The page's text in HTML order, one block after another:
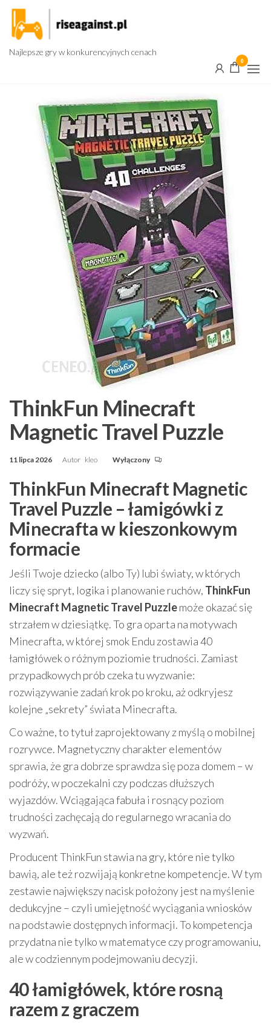
Przejdź
treści
Najlepsze gry w konkurencyjnych cenach
0
ThinkFun Minecraft
Magnetic Travel Puzzle
11 lipca 2026 Autor kleo Wyłączony
ThinkFun Minecraft Magnetic
Travel Puzzle – łamigówki z
Minecrafta w kieszonkowym
formacie
Jeśli Twoje dziecko (albo Ty) lubi światy, w których
liczy się spryt, logika i planowanie ruchów, ThinkFun
Minecraft Magnetic Travel Puzzlemoże okazać się
strzałem w dziesiątkę. To gra oparta na motywach
Minecrafta, w której smok Endu zostawia 40
łamigłówek o różnym poziomie trudności. Zamiast
przypadkowych prób czeka tu wyzwanie:
rozwiązywanie zadań krok po kroku, aż odkryjesz
kolejne „sekrety” świata Minecrafta.
Co ważne, to tytuł zaprojektowany z myślą o mobilnej
rozrywce. Magnetyczny charakter elementów
sprawia, że gra dobrze sprawdza się poza domem – w
podróży, w poczekalni czy podczas dłuższych
wyjazdów. Wciągająca fabuła i rosnący poziom
trudności zachęcają do regularnego wracania do
wyzwań.
Producent ThinkFun stawia na gry, które nie tylko
bawią, ale też rozwijają konkretne kompetencje. W tym
zestawie największy nacisk położony jest na myślenie
dedukcyjne – czyli umiejętność wyciągania wniosków
na podstawie dostępnych informacji. To kompetencja
przydatna nie tylko w matematyce czy programowaniu,
ale w codziennym podejmowaniu decyzji.
40 łamigłówek, które rosną
razem z graczem